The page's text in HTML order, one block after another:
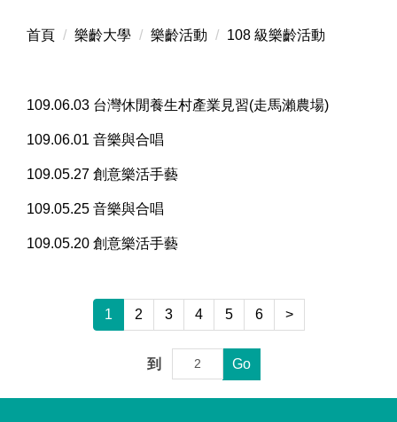
首頁 樂齡大學 樂齡活動 108 級樂齡活動
109.06.03 台灣休閒養生村產業見習(走馬瀨農場)
109.06.01 音樂與合唱
109.05.27 創意樂活手藝
109.05.25 音樂與合唱
109.05.20 創意樂活手藝
1 2 3 4 5 6 >
到 Go